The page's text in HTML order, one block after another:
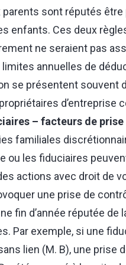
sont réputés
enfants. Ces deux
ne seraient pas
annuelles de
se présentent
– facteurs de
familiales
ou les fiduciaires
actions avec droit de
une prise de
fin d’année réputée
Par exemple, si une
lien (M. B), une